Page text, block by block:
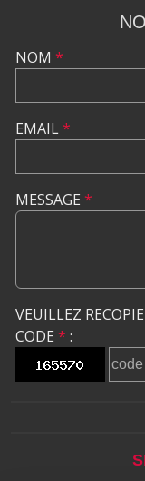
NOM *
EMAIL*
MESSAGE *
VEUILLEZ
CODE * :